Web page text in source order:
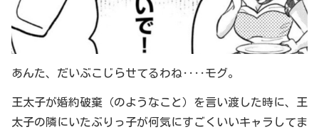
あんた、だいぶこじらせてるわね‥‥モグ。
王太子が婚約破棄（のようなこと）を言い渡した時に、王
太子の隣にいたぶりっ子が何気にすごくいいキャラしてま